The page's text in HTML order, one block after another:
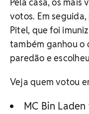
votos. Em
Pitel, que foi
também ganhou o
paredão e
Veja quem votou
MC Bin